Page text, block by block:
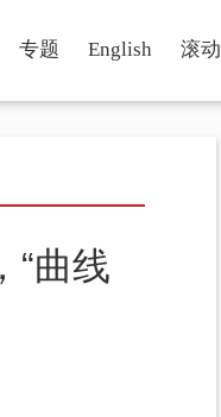
专题 English 滚动
“曲线